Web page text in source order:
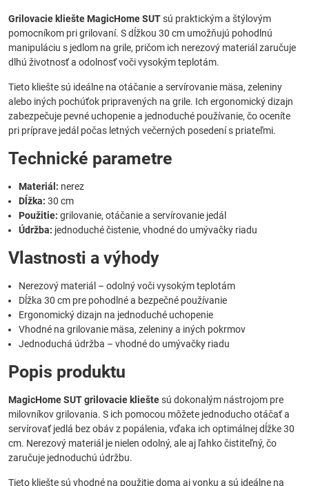
Grilovacie kliešte MagicHome SUTsú praktickým a štýlovým
pomocníkom pri grilovaní. S dĺžkou 30 cm umožňujú pohodlnú
manipuláciu s jedlom na grile, pričom ich nerezový materiál zaručuje
dlhú životnosť a odolnosť voči vysokým teplotám.
Tieto kliešte sú ideálne na otáčanie a servírovanie mäsa, zeleniny
alebo iných pochúťok pripravených na grile. Ich ergonomický dizajn
zabezpečuje pevné uchopenie a jednoduché používanie, čo oceníte
pri príprave jedál počas letných večerných posedení s priateľmi.
Technické parametre
Materiál: nerez
Dĺžka: 30 cm
Použitie: grilovanie, otáčanie a servírovanie jedál
Údržba: jednoduché čistenie, vhodné do umývačky riadu
Vlastnosti a výhody
Nerezový materiál – odolný voči vysokým teplotám
Dĺžka 30 cm pre pohodlné a bezpečné používanie
Ergonomický dizajn na jednoduché uchopenie
Vhodné na grilovanie mäsa, zeleniny a iných pokrmov
Jednoduchá údržba – vhodné do umývačky riadu
Popis produktu
MagicHome SUT grilovacie klieštesú dokonalým nástrojom pre
milovníkov grilovania. S ich pomocou môžete jednoducho otáčať a
servírovať jedlá bez obáv z popálenia, vďaka ich optimálnej dĺžke 30
cm. Nerezový materiál je nielen odolný, ale aj ľahko čistiteľný, čo
zaručuje jednoduchú údržbu.
Tieto kliešte sú vhodné na použitie doma aj vonku a sú ideálne na